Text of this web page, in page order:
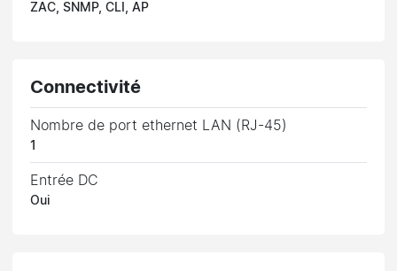
ZAC, SNMP, CLI, AP
Connectivité
Nombre de port ethernet LAN (RJ-45)
1
Entrée DC
Oui